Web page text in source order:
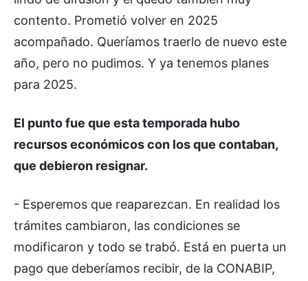
contento. Prometió volver en 2025
acompañado. Queríamos traerlo de nuevo este
año, pero no pudimos. Y ya tenemos planes
para 2025.
El punto fue que esta temporada hubo
recursos económicos con los que contaban,
que debieron resignar.
- Esperemos que reaparezcan. En realidad los
trámites cambiaron, las condiciones se
modificaron y todo se trabó. Está en puerta un
pago que deberíamos recibir, de la CONABIP,